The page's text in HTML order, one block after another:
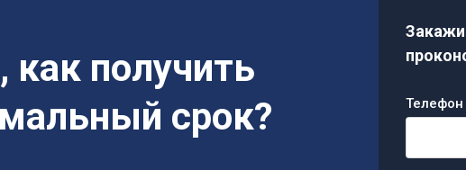
как получить
срок?
Телефон